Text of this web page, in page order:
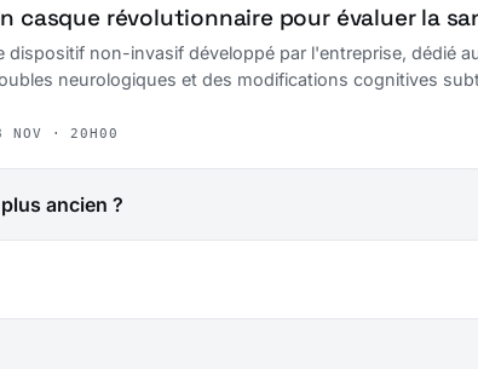
casque révolutionnaire pour évaluer la
dispositif non-invasif développé par l'entreprise, dédié
neurologiques et des modifications cognitives
NOV · 20H00
ancien ?